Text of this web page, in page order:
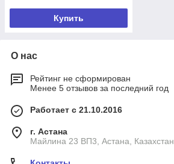
Купить
О нас
Рейтинг не сформирован
Менее 5 отзывов за последний год
Работает с 21.10.2016
г. Астана
Майлина 23 ВП3, Астана, Казахстан